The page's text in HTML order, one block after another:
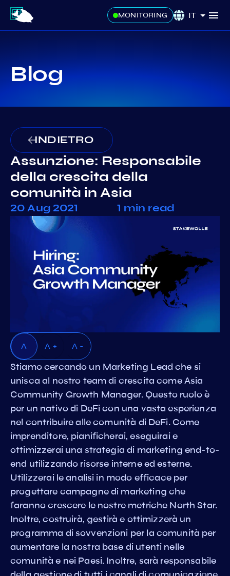
MONITORING IT
Blog
INDIETRO
Assunzione: Responsabile
della crescita della
comunità in Asia
20 Aug 2021 1 min read
A A + A -
Stiamo cercando un Marketing Lead che si
unisca al nostro team di crescita come Asia
Community Growth Manager. Questo ruolo è
per un nativo di DeFi con una vasta esperienza
nel contribuire alle comunità di DeFi. Come
imprenditore, pianificherai, eseguirai e
ottimizzerai una strategia di marketing end-to-
end utilizzando risorse interne ed esterne.
Utilizzerai le analisi in modo efficace per
progettare campagne di marketing che
faranno crescere le nostre metriche North Star.
Inoltre, costruirà, gestirà e ottimizzerà un
programma di sovvenzioni per la comunità per
aumentare la nostra base di utenti nelle
comunità e nei Paesi. Inoltre, sarà responsabile